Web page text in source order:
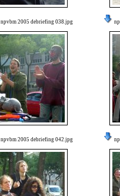
npvbm 2005 debriefing 038.jpg
npvbm 2005 debriefing 042.jpg